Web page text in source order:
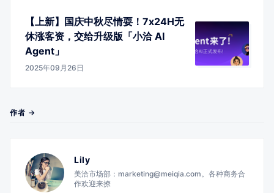
【上新】国庆中秋尽情耍！7x24H无
休涨客资，交给升级版「小洽 AI
Agent」
2025年09月26日
作者 →
Lily
美洽市场部：marketing@meiqia.com。各种商务合
作欢迎来撩